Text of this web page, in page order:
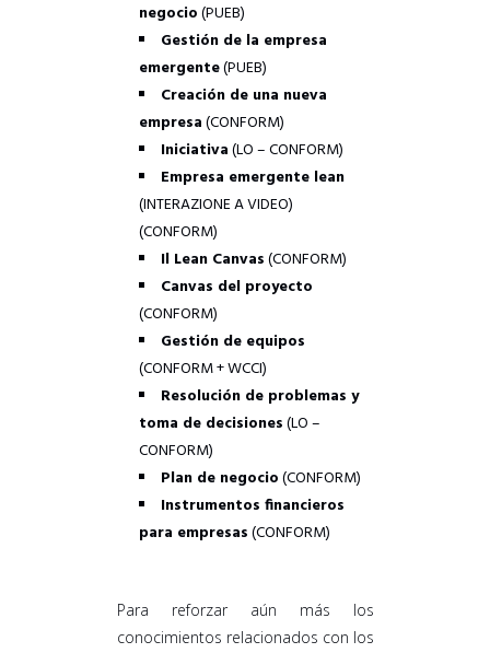
negocio(PUEB)
Gestión de la empresa
emergente(PUEB)
Creación de una nueva
empresa(CONFORM)
Iniciativa(LO – CONFORM)
Empresa emergente lean
(INTERAZIONE A VIDEO)
(CONFORM)
Il Lean Canvas(CONFORM)
Canvas del proyecto
(CONFORM)
Gestión de equipos
(CONFORM + WCCI)
Resolución de problemas y
toma de decisiones(LO –
CONFORM)
Plan de negocio(CONFORM)
Instrumentos financieros
para empresas(CONFORM)
Para reforzar aún más los
conocimientos relacionados con los